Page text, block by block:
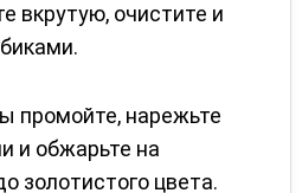
вкрутую, очистите и
промойте, нарежьте
и обжарьте на
золотистого цвета.